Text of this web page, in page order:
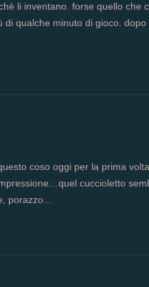
li inventano. forse quello che
qualche minuto di gioco.
coso oggi per la prima
cuccioletto
porazzo…